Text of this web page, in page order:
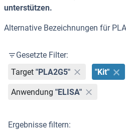
unterstützen.
Alternative Bezeichnungen für
Gesetzte Filter:
Target "PLA2G5" "Kit"
Anwendung "ELISA"
Ergebnisse filtern: